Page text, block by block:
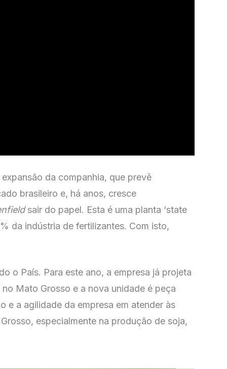
da companhia, que prevê
brasileiro e, há anos, cresce
sair do papel. Esta é uma planta ‘state
da indústria de fertilizantes. Com isto,
o País. Para este ano, a empresa já projeta
Mato Grosso e a nova unidade é peça
e a agilidade da empresa em atender às
especialmente na produção de soja,